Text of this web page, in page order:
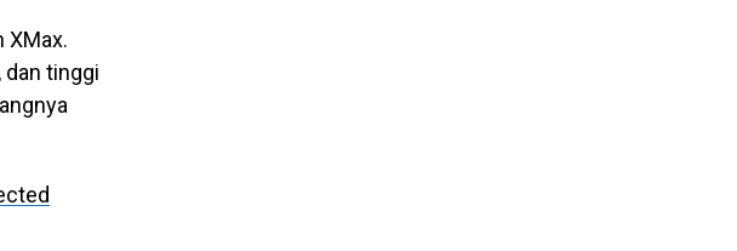
XMax.
dan tinggi